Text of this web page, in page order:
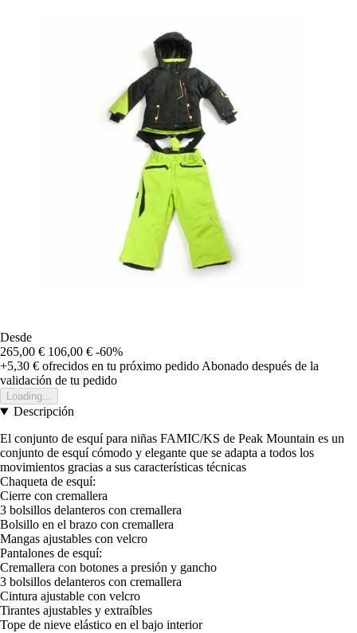
Desde
265,00 € 106,00 € -60%
+5,30 € ofrecidos en tu próximo pedido Abonado después de la
validación de tu pedido
Loading...
Descripción
El conjunto de esquí para niñas FAMIC/KS de Peak Mountain es un
conjunto de esquí cómodo y elegante que se adapta a todos los
movimientos gracias a sus características técnicas
Chaqueta de esquí:
Cierre con cremallera
3 bolsillos delanteros con cremallera
Bolsillo en el brazo con cremallera
Mangas ajustables con velcro
Pantalones de esquí:
Cremallera con botones a presión y gancho
3 bolsillos delanteros con cremallera
Cintura ajustable con velcro
Tirantes ajustables y extraíbles
Tope de nieve elástico en el bajo interior